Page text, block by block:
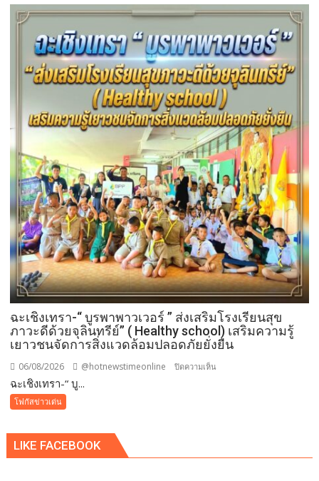
ประเทศ
สิง
หา
วัน
รพี“
อุดมคติ
นัก
กฎหมาย
ภาย
ใต้
วิกฤติ
ศรัทธา
ฉะเชิงเทรา-​“ บูรพาพาวเวอร์ ” ส่งเสริมโรงเรียนสุข
ภาวะดีด้วยจุลินทรีย์” ( Healthy school) เสริมความรู้
เยาวชนจัดการสิ่งแวดล้อมปลอดภัยยั่งยืน
06/08/2026 @hotnewstimeonline ปิดความเห็น
ว
ฉะเชิงเทรา-​“ บู...
โฟกัสข่าวเด่น
LIKE FACEBOOK